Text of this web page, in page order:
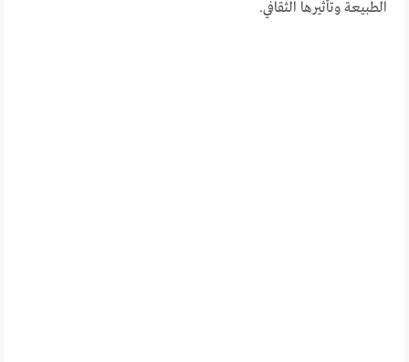
الطبيعة وتأثيرها الثقافي.